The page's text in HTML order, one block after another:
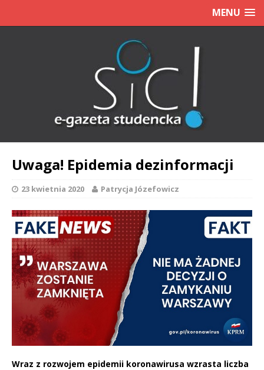
MENU
Uwaga! Epidemia dezinformacji
23 kwietnia 2020 Patrycja Józefowicz
Wraz z rozwojem epidemii koronawirusa wzrasta liczba